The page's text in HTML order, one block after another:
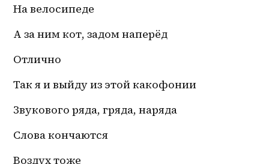
На велосипеде
А за ним кот, задом наперёд
Отлично
Так я и выйду из этой какофонии
Звукового ряда, гряда, наряда
Слова кончаются
Воздух тоже